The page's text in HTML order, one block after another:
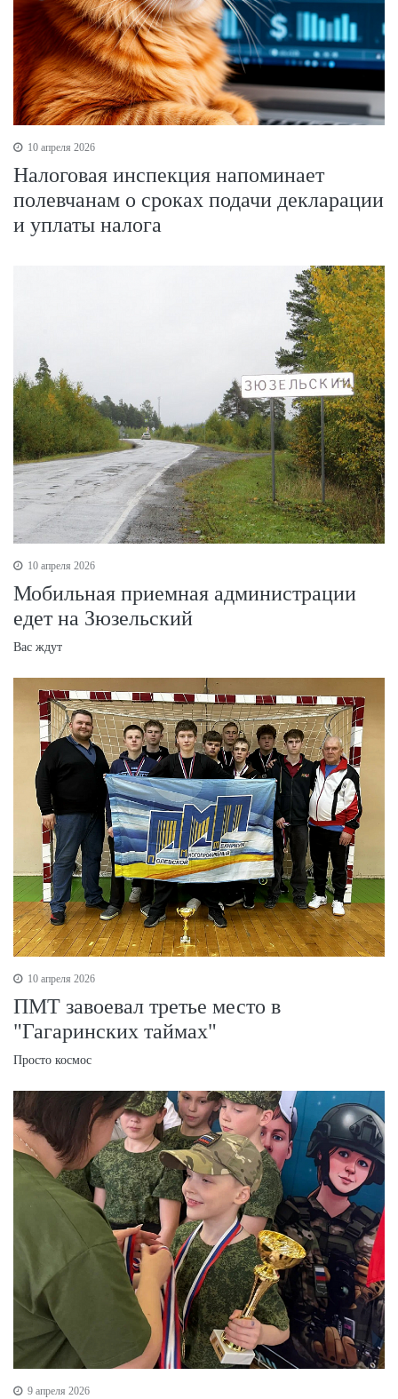
10 апреля 2026
Налоговая инспекция напоминает
полевчанам о сроках подачи декларации
и уплаты налога
10 апреля 2026
Мобильная приемная администрации
едет на Зюзельский
Вас ждут
10 апреля 2026
ПМТ завоевал третье место в
"Гагаринских таймах"
Просто космос
9 апреля 2026